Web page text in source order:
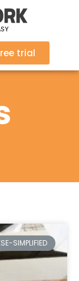
trial
SIMPLIFIED